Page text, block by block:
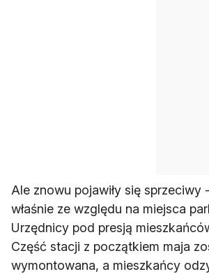
Ale znowu pojawiły się sprzeciwy
właśnie ze względu na miejsca
Urzędnicy pod presją
Część stacji z początkiem maja
wymontowana, a mieszkańcy